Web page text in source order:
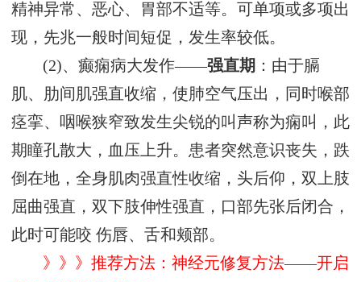
精神异常、恶心、胃部不适等。可单项或多项出
现，先兆一般时间短促，发生率较低。
(2)、癫痫病大发作——强直期 ：由于膈
肌、肋间肌强直收缩，使肺空气压出，同时喉部
痉挛、咽喉狭窄致发生尖锐的叫声称为痫叫，此
期瞳孔散大，血压上升。患者突然意识丧失，跌
倒在地，全身肌肉强直性收缩，头后仰，双上肢
屈曲强直，双下肢伸性强直，口部先张后闭合，
此时可能咬 伤唇、舌和颊部。
》》》推荐方法：神经元修复方法——开启